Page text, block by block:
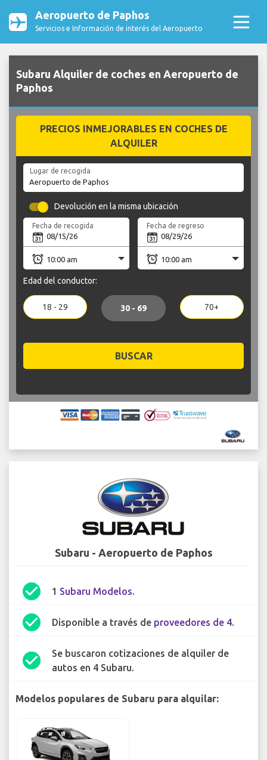
Aeropuerto de Paphos
Servicios e Información de interés del Aeropuerto
Subaru Alquiler de coches en Aeropuerto de
Paphos
PRECIOS INMEJORABLES EN COCHES DE
ALQUILER
Lugar de recogida
Devolución en la misma ubicación
Fecha de recogida Fecha de regreso
Edad del conductor:
18 - 29 30 - 69 70+
BUSCAR
Subaru - Aeropuerto de Paphos
check_circle 1 Subaru Modelos.
check_circle Disponible a través de proveedores de 4.
check_circle
Se buscaron cotizaciones de alquiler de
autos en 4 Subaru.
Modelos populares de Subaru para alquilar: